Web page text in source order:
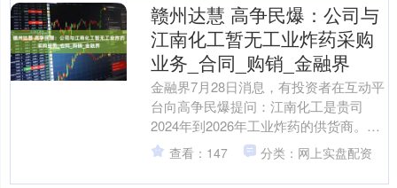
赣州达慧 高争民爆：公司与
江南化工暂无工业炸药采购
业务_合同_购销_金融界
金融界7月28日消息，有投资者在互动平
台向高争民爆提问：江南化工是贵司
2024年到2026年工业炸药的供货商。双
方于2024年4月1日在拉萨签署购销合
同，合同有....
查看：147 分类：网上实盘配资